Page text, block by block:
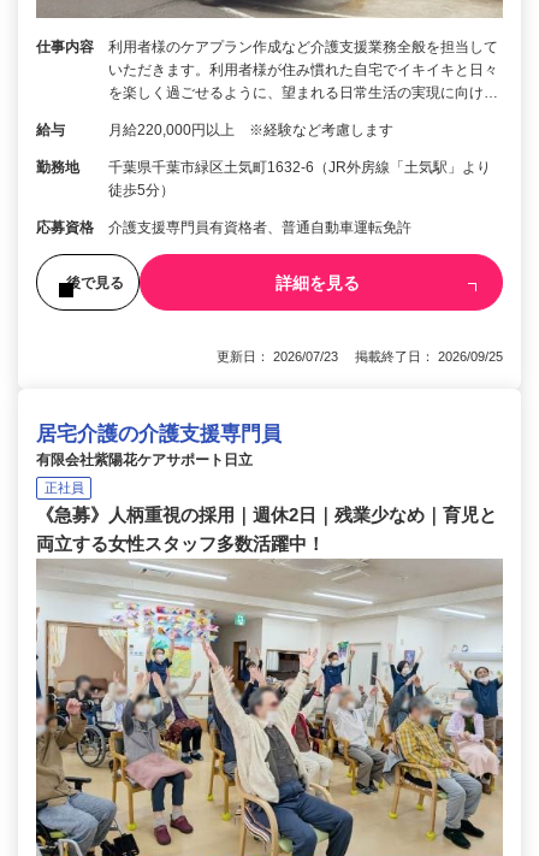
仕事内容
利用者様のケアプラン作成など介護支援業務全般を担当して
いただきます。利用者様が住み慣れた自宅でイキイキと日々
を楽しく過ごせるように、望まれる日常生活の実現に向け…
給与 月給220,000円以上 ※経験など考慮します
勤務地
千葉県千葉市緑区土気町1632-6（JR外房線「土気駅」より
徒歩5分）
応募資格 介護支援専門員有資格者、普通自動車運転免許
後で見る 詳細を見る
更新日： 2026/07/23 掲載終了日： 2026/09/25
居宅介護の介護支援専門員
有限会社紫陽花ケアサポート日立
正社員
《急募》人柄重視の採用｜週休2日｜残業少なめ｜育児と
両立する女性スタッフ多数活躍中！